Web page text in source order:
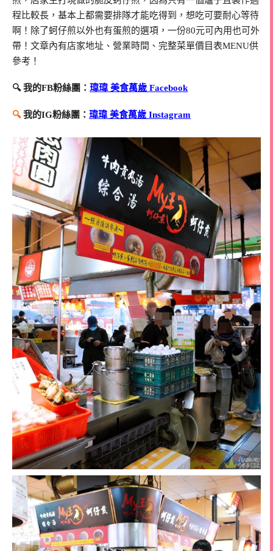
程比較長，基本上都需要排隊才能吃得到，想吃可要耐心等待
啊！除了蚵仔煎以外也有蛋煎的選項，一份80元可內用也可外
帶！文章內有店家地址、營業時間、完整菜單價目表MENU供
參考！
🔍 我的FB粉絲團： 瑋瑋 美食萬歲 Facebook
🔍我的IG粉絲團： 瑋瑋 美食萬歲 Instagram